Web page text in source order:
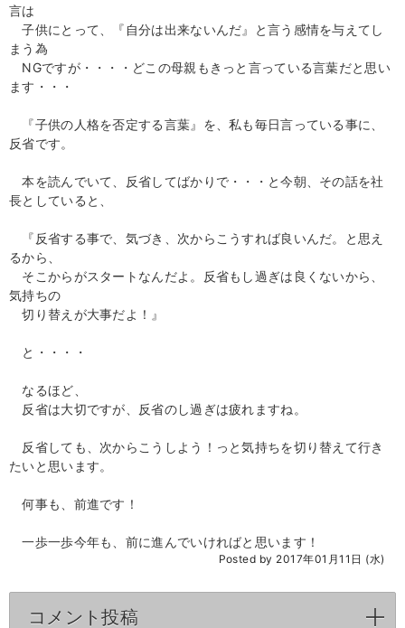
言は
子供にとって、『自分は出来ないんだ』と言う感情を与えてし
まう為
NGですが・・・・どこの母親もきっと言っている言葉だと思い
ます・・・
『子供の人格を否定する言葉』を、私も毎日言っている事に、
反省です。
本を読んでいて、反省してばかりで・・・と今朝、その話を社
長としていると、
『反省する事で、気づき、次からこうすれば良いんだ。と思え
るから、
そこからがスタートなんだよ。反省もし過ぎは良くないから、
気持ちの
切り替えが大事だよ！』
と・・・・
なるほど、
反省は大切ですが、反省のし過ぎは疲れますね。
反省しても、次からこうしよう！っと気持ちを切り替えて行き
たいと思います。
何事も、前進です！
一歩一歩今年も、前に進んでいければと思います！
Posted by 2017年01月11日 (水)
コメント投稿